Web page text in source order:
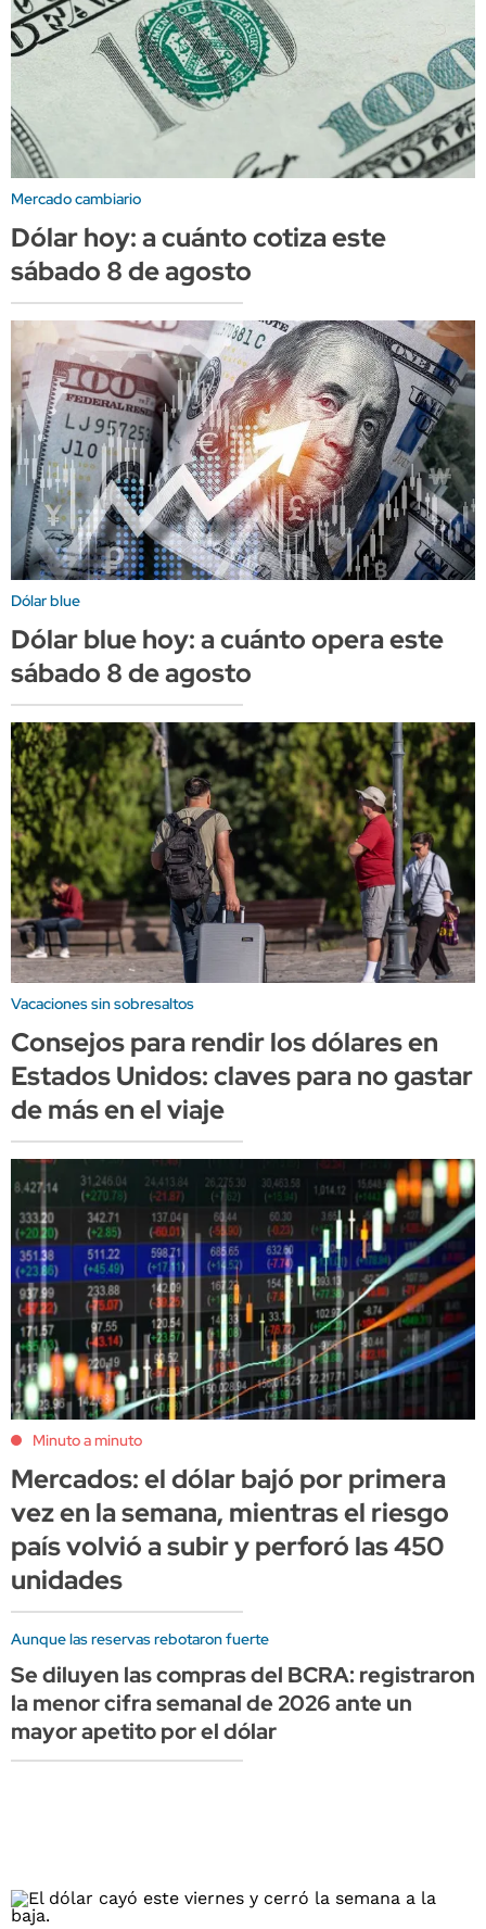
Mercado cambiario
Dólar hoy: a cuánto cotiza este
sábado 8 de agosto
Dólar blue
Dólar blue hoy: a cuánto opera este
sábado 8 de agosto
Vacaciones sin sobresaltos
Consejos para rendir los dólares en
Estados Unidos: claves para no gastar
de más en el viaje
Minuto a minuto
Mercados: el dólar bajó por primera
vez en la semana, mientras el riesgo
país volvió a subir y perforó las 450
unidades
Aunque las reservas rebotaron fuerte
Se diluyen las compras del BCRA: registraron
la menor cifra semanal de 2026 ante un
mayor apetito por el dólar